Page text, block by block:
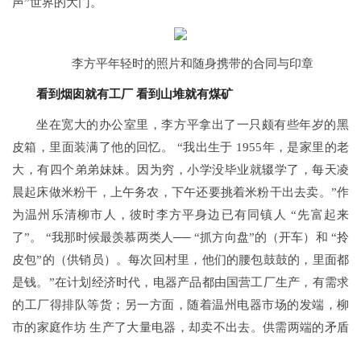
李方平年轻时的照片和随身携带的合同与印章
看到烟囱就有工厂 看到山堆就有煤矿
坐在宽大的办公室里，李方平拿出了一只颇有些年岁的黑
皮箱，里面装满了他的回忆。 “我出生于 1955年，是家里的老
大，有四个弟弟妹妹。因为穷，小学没毕业就辍学了，每天凌
晨起床做米粉干，上午务农，下午还要挑着米粉干出去卖。”作
为温州乐清柳市人，彼时李方平身边已有同镇人 “先富起来
了”。 “我那时候最羡慕两类人── “抓方向盘”的（开车）和 “拎
皮包”的（供销员）。每次回村里，他们的腰包鼓鼓的，里面都
是钱。”在计划经济时代，电器产品都由国营工厂生产，有需求
的工厂得排队等货；另一方面，随着温州电器市场的发端，柳
市的家庭作坊 生产了大量电器，却卖不出去。供需两端的矛盾